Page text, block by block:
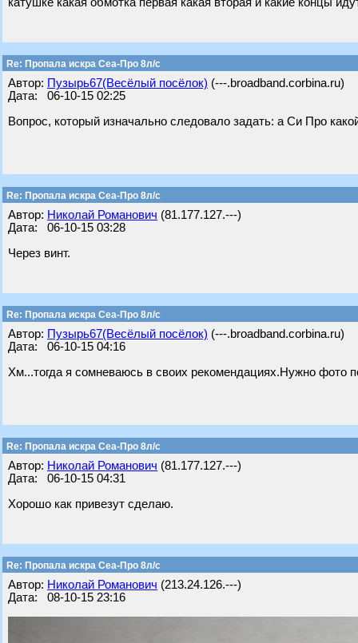
Re: Пропала искра Сеа-Про 8л/с
Автор: Пузырь67(Весёлый посёлок) (---.broadband.corbina.ru)
Дата: 06-10-15 02:25
Вопрос, который изначально следовало задать: а Си Про
Re: Пропала искра Сеа-Про 8л/с
Автор: Николай Романович (81.177.127.---)
Дата: 06-10-15 03:28
Через винт.
Re: Пропала искра Сеа-Про 8л/с
Автор: Пузырь67(Весёлый посёлок) (---.broadband.corbina.ru)
Дата: 06-10-15 04:16
Хм...тогда я сомневаюсь в своих рекомендациях.Нужно фото
Re: Пропала искра Сеа-Про 8л/с
Автор: Николай Романович (81.177.127.---)
Дата: 06-10-15 04:31
Хорошо как привезут сделаю.
Re: Пропала искра Сеа-Про 8л/с
Автор: Николай Романович (213.24.126.---)
Дата: 08-10-15 23:16